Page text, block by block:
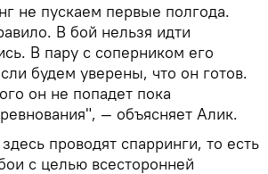
не пускаем первые полгода.
В бой нельзя идти
В пару с соперником его
будем уверены, что он готов.
он не попадет пока
— объясняет Алик.
проводят спарринги, то есть
с целью всесторонней